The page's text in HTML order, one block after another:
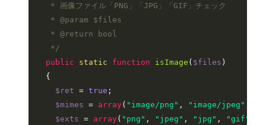
   * 画像ファイル「PNG」「JPG」「GIF」チェック
   *
@param $files
   *
@return bool
   */
public
static function isImage ( $files )
{
$ret = true ;
$mimes = array( "image/png" , "image/jpeg"
$exts = array( "png" , "jpeg" , "jpg" , "gif"